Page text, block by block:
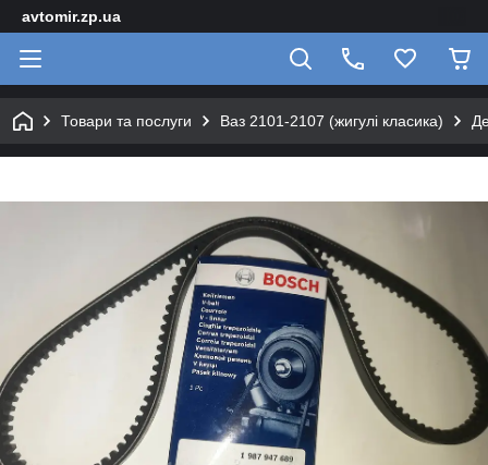
avtomir.zp.ua
Товари та послуги Ваз 2101-2107 (жигулі класика)